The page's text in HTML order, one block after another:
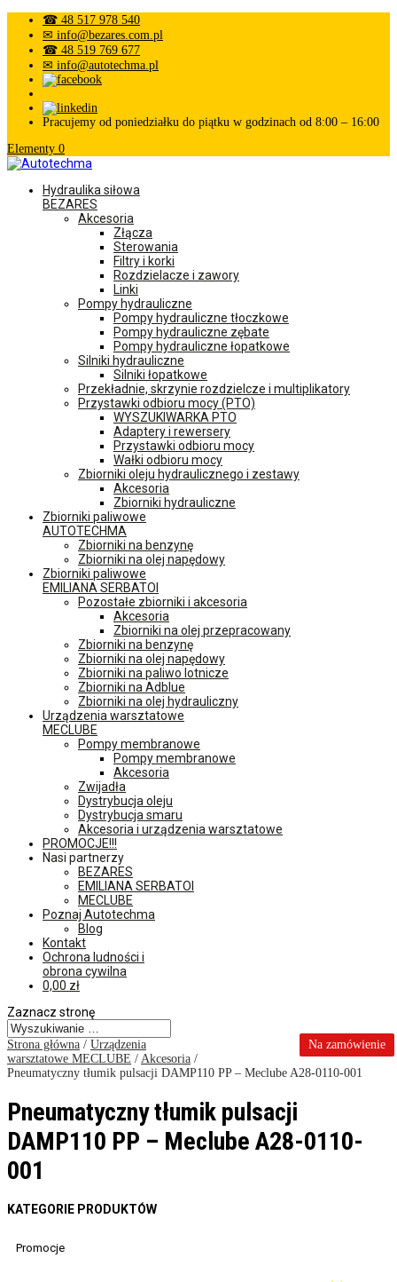
☎ 48 517 978 540
✉ info@bezares.com.pl
☎ 48 519 769 677
✉ info@autotechma.pl
Pracujemy od poniedziałku do piątku w godzinach od 8:00 – 16:00
Elementy 0
Hydraulika siłowa
BEZARES
Akcesoria
Złącza
Sterowania
Filtry i korki
Rozdzielacze i zawory
Linki
Pompy hydrauliczne
Pompy hydrauliczne tłoczkowe
Pompy hydrauliczne zębate
Pompy hydrauliczne łopatkowe
Silniki hydrauliczne
Silniki łopatkowe
Przekładnie, skrzynie rozdzielcze i multiplikatory
Przystawki odbioru mocy (PTO)
WYSZUKIWARKA PTO
Adaptery i rewersery
Przystawki odbioru mocy
Wałki odbioru mocy
Zbiorniki oleju hydraulicznego i zestawy
Akcesoria
Zbiorniki hydrauliczne
Zbiorniki paliwowe
AUTOTECHMA
Zbiorniki na benzynę
Zbiorniki na olej napędowy
Zbiorniki paliwowe
EMILIANA SERBATOI
Pozostałe zbiorniki i akcesoria
Akcesoria
Zbiorniki na olej przepracowany
Zbiorniki na benzynę
Zbiorniki na olej napędowy
Zbiorniki na paliwo lotnicze
Zbiorniki na Adblue
Zbiorniki na olej hydrauliczny
Urządzenia warsztatowe
MECLUBE
Pompy membranowe
Pompy membranowe
Akcesoria
Zwijadła
Dystrybucja oleju
Dystrybucja smaru
Akcesoria i urządzenia warsztatowe
PROMOCJE!!!
Nasi partnerzy
BEZARES
EMILIANA SERBATOI
MECLUBE
Poznaj Autotechma
Blog
Kontakt
Ochrona ludności i
obrona cywilna
0,00 zł
Zaznacz stronę
Na zamówienie
Strona główna / Urządzenia
warsztatowe MECLUBE / Akcesoria /
Pneumatyczny tłumik pulsacji DAMP110 PP – Meclube A28-0110-001
Pneumatyczny tłumik pulsacji
DAMP110 PP – Meclube A28-0110-
001
KATEGORIE PRODUKTÓW
Promocje